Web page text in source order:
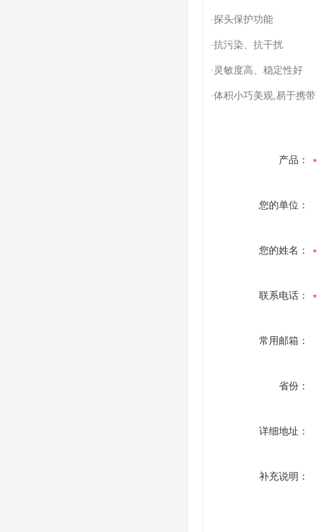
·探头保护功能
·抗污染、抗干扰
·灵敏度高、稳定性好
·体积小巧美观,易于携
产品：
您的单位：
您的姓名：
联系电话：
常用邮箱：
省份：
详细地址：
补充说明：